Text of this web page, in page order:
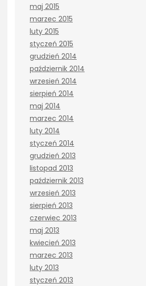
maj 2015
marzec 2015
luty 2015
styczeń 2015
grudzień 2014
październik 2014
wrzesień 2014
sierpień 2014
maj 2014
marzec 2014
luty 2014
styczeń 2014
grudzień 2013
listopad 2013
październik 2013
wrzesień 2013
sierpień 2013
czerwiec 2013
maj 2013
kwiecień 2013
marzec 2013
luty 2013
styczeń 2013